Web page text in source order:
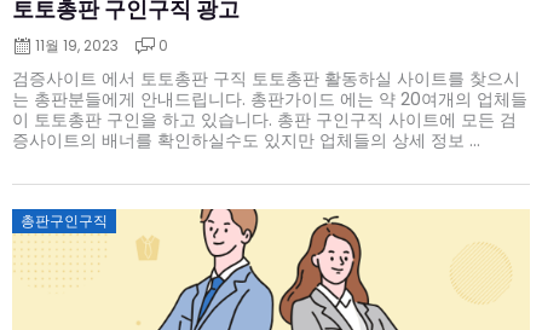
토토총판 구인구직 광고
11월 19, 2023 0
검증사이트 에서 토토총판 구직 토토총판 활동하실 사이트를 찾으시
는 총판분들에게 안내드립니다. 총판가이드 에는 약 20여개의 업체들
이 토토총판 구인을 하고 있습니다. 총판 구인구직 사이트에 모든 검
증사이트의 배너를 확인하실수도 있지만 업체들의 상세 정보 ...
총판구인구직
Posted
on